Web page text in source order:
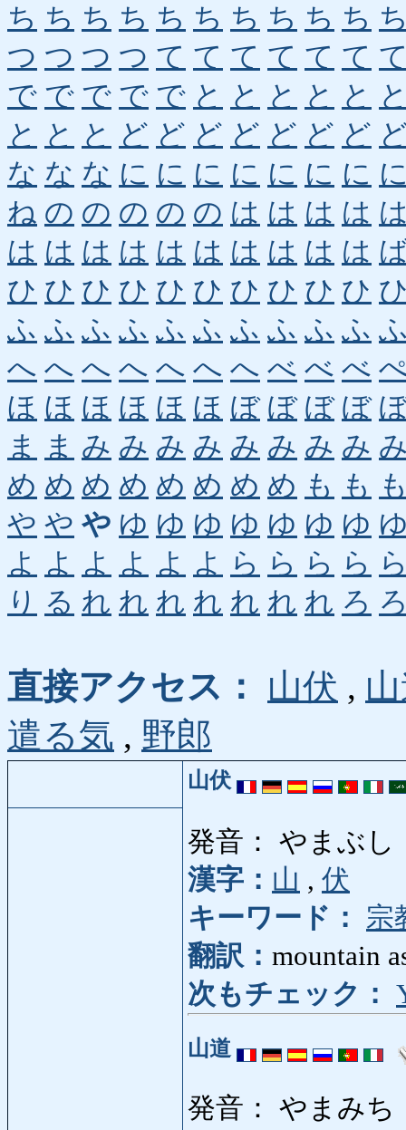
ち ち ち ち ち ち ち ち ち ち
つ つ つ つ て て て て て て
で で で で で と と と と と
と と と ど ど ど ど ど ど ど
な な な に に に に に に に
ね の の の の の は は は は
は は は は は は は は は は
ひ ひ ひ ひ ひ ひ ひ ひ ひ ひ
ふ ふ ふ ふ ふ ふ ふ ふ ふ ふ
へ へ へ へ へ へ へ べ べ べ
ほ ほ ほ ほ ほ ほ ぼ ぼ ぼ ぼ
ま
ま み み み み み み み み
め め め め め め め め も も
や や や ゆ ゆ ゆ ゆ ゆ ゆ ゆ
よ よ よ よ よ よ ら ら ら ら
り る れ れ れ れ れ れ れ ろ
直接アクセス： 山伏 ,
遣る気 , 野郎
山伏
発音： やまぶし
漢字： 山 , 伏
キーワード：
宗
翻訳： mountain
次もチェック：
山道
発音： やまみち